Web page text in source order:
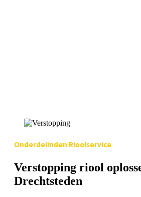
Onderdelinden Rioolservice
Verstopping riool
Drechtsteden